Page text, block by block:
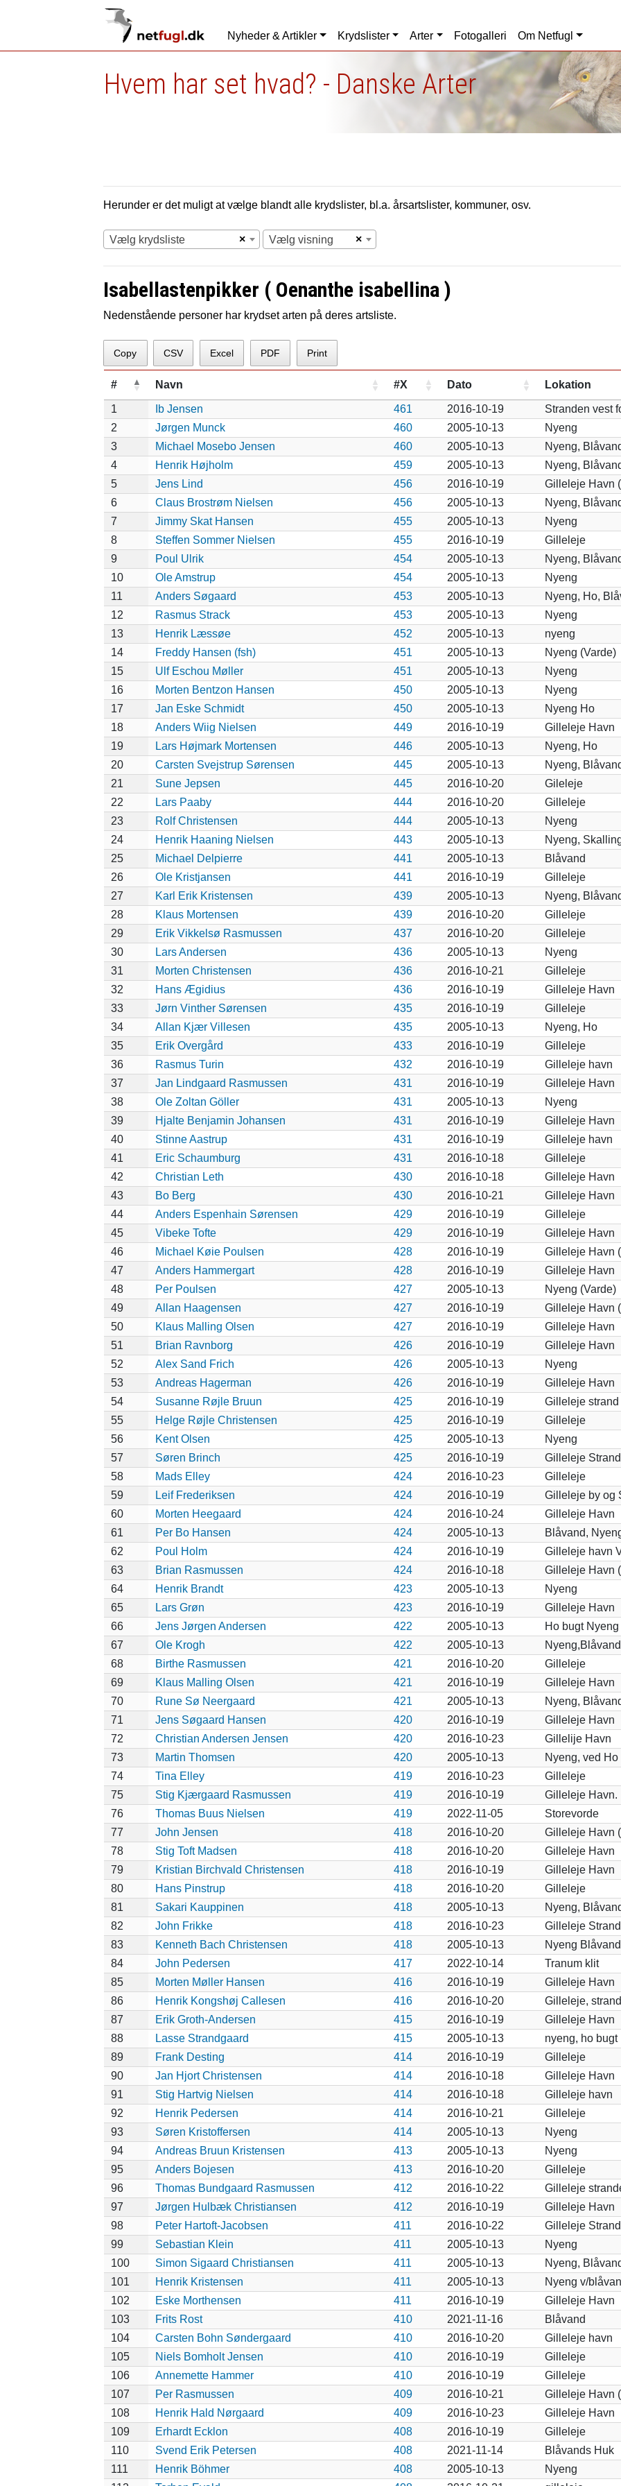
Nyheder & Artikler Krydslister Arter Fotogalleri Om Netfugl
Hvem har set hvad? - Danske Arter
Herunder er det muligt at vælge blandt alle krydslister, bl.a. årsartslister, kommuner, osv.
×
Vælg krydsliste ×
Vælg visning
Isabellastenpikker ( Oenanthe isabellina )
Nedenstående personer har krydset arten på deres artsliste.
Copy CSV Excel PDF Print
# Navn #X Dato Lokation
1 Ib Jensen 461 2016-10-19
Stranden vest
2
Jørgen Munck 460 2005-10-13
Nyeng
3
Michael Mosebo Jensen 460 2005-10-13
Nyeng,
4
Henrik Højholm 459 2005-10-13
Nyeng,
5
Jens Lind 456 2016-10-19
Gilleleje Havn
6
Claus Brostrøm Nielsen 456 2005-10-13
Nyeng,
7
Jimmy Skat Hansen 455 2005-10-13
Nyeng
8
Steffen Sommer Nielsen 455 2016-10-19
Gilleleje
9
Poul Ulrik 454 2005-10-13
Nyeng,
10
Ole Amstrup 454 2005-10-13
Nyeng
11
Anders Søgaard 453 2005-10-13
Nyeng, Ho,
12
Rasmus Strack 453 2005-10-13
Nyeng
13
Henrik Læssøe 452 2005-10-13
nyeng
14
Freddy Hansen (fsh) 451 2005-10-13
Nyeng (Varde)
15
Ulf Eschou Møller 451 2005-10-13
Nyeng
16
Morten Bentzon Hansen 450 2005-10-13
Nyeng
17
Jan Eske Schmidt 450 2005-10-13
Nyeng Ho
18
Anders Wiig Nielsen 449 2016-10-19
Gilleleje Havn
19
Lars Højmark Mortensen 446 2005-10-13
Nyeng, Ho
20
Carsten Svejstrup Sørensen 445 2005-10-13
Nyeng,
21
Sune Jepsen 445 2016-10-20
Gileleje
22
Lars Paaby 444 2016-10-20
Gilleleje
23
Rolf Christensen 444 2005-10-13
Nyeng
24
Henrik Haaning Nielsen 443 2005-10-13
Nyeng,
25
Michael Delpierre 441 2005-10-13
Blåvand
26
Ole Kristjansen 441 2016-10-19
Gilleleje
27
Karl Erik Kristensen 439 2005-10-13
Nyeng,
28
Klaus Mortensen 439 2016-10-20
Gilleleje
29
Erik Vikkelsø Rasmussen 437 2016-10-20
Gilleleje
30
Lars Andersen 436 2005-10-13
Nyeng
31
Morten Christensen 436 2016-10-21
Gilleleje
32
Hans Ægidius 436 2016-10-19
Gilleleje Havn
33
Jørn Vinther Sørensen 435 2016-10-19
Gilleleje
34
Allan Kjær Villesen 435 2005-10-13
Nyeng, Ho
35
Erik Overgård 433 2016-10-19
Gilleleje
36
Rasmus Turin 432 2016-10-19
Gilleleje havn
37
Jan Lindgaard Rasmussen 431 2016-10-19
Gilleleje Havn
38
Ole Zoltan Göller 431 2005-10-13
Nyeng
39
Hjalte Benjamin Johansen 431 2016-10-19
Gilleleje Havn
40
Stinne Aastrup 431 2016-10-19
Gilleleje havn
41
Eric Schaumburg 431 2016-10-18
Gilleleje
42
Christian Leth 430 2016-10-18
Gilleleje Havn
43
Bo Berg 430 2016-10-21
Gilleleje Havn
44
Anders Espenhain Sørensen 429 2016-10-19
Gilleleje
45
Vibeke Tofte 429 2016-10-19
Gilleleje Havn
46
Michael Køie Poulsen 428 2016-10-19
Gilleleje Havn
47
Anders Hammergart 428 2016-10-19
Gilleleje Havn
48
Per Poulsen 427 2005-10-13
Nyeng (Varde)
49
Allan Haagensen 427 2016-10-19
Gilleleje Havn
50
Klaus Malling Olsen 427 2016-10-19
Gilleleje Havn
51
Brian Ravnborg 426 2016-10-19
Gilleleje Havn
52
Alex Sand Frich 426 2005-10-13
Nyeng
53
Andreas Hagerman 426 2016-10-19
Gilleleje Havn
54
Susanne Røjle Bruun 425 2016-10-19
Gilleleje strand
55
Helge Røjle Christensen 425 2016-10-19
Gilleleje
56
Kent Olsen 425 2005-10-13
Nyeng
57
Søren Brinch 425 2016-10-19
Gilleleje Strand
58
Mads Elley 424 2016-10-23
Gilleleje
59
Leif Frederiksen 424 2016-10-19
Gilleleje by og
60
Morten Heegaard 424 2016-10-24
Gilleleje Havn
61
Per Bo Hansen 424 2005-10-13
Blåvand,
62
Poul Holm 424 2016-10-19
Gilleleje havn
63
Brian Rasmussen 424 2016-10-18
Gilleleje Havn
64
Henrik Brandt 423 2005-10-13
Nyeng
65
Lars Grøn 423 2016-10-19
Gilleleje Havn
66
Jens Jørgen Andersen 422 2005-10-13
Ho bugt Nyeng
67
Ole Krogh 422 2005-10-13
Nyeng,Blåvand
68
Birthe Rasmussen 421 2016-10-20
Gilleleje
69
Klaus Malling Olsen 421 2016-10-19
Gilleleje Havn
70
Rune Sø Neergaard 421 2005-10-13
Nyeng,
71
Jens Søgaard Hansen 420 2016-10-19
Gilleleje Havn
72
Christian Andersen Jensen 420 2016-10-23
Gillelije Havn
73
Martin Thomsen 420 2005-10-13
Nyeng, ved Ho
74
Tina Elley 419 2016-10-23
Gilleleje
75
Stig Kjærgaard Rasmussen 419 2016-10-19
Gilleleje Havn.
76
Thomas Buus Nielsen 419 2022-11-05
Storevorde
77
John Jensen 418 2016-10-20
Gilleleje Havn
78
Stig Toft Madsen 418 2016-10-20
Gilleleje Havn
79
Kristian Birchvald Christensen 418 2016-10-19
Gilleleje Havn
80
Hans Pinstrup 418 2016-10-20
Gilleleje
81
Sakari Kauppinen 418 2005-10-13
Nyeng,
82
John Frikke 418 2016-10-23
Gilleleje
83
Kenneth Bach Christensen 418 2005-10-13
Nyeng Blåvand
84
John Pedersen 417 2022-10-14
Tranum klit
85
Morten Møller Hansen 416 2016-10-19
Gilleleje Havn
86
Henrik Kongshøj Callesen 416 2016-10-20
Gilleleje, strand
87
Erik Groth-Andersen 415 2016-10-19
Gilleleje Havn
88
Lasse Strandgaard 415 2005-10-13
nyeng, ho bugt
89
Frank Desting 414 2016-10-19
Gilleleje
90
Jan Hjort Christensen 414 2016-10-18
Gilleleje Havn
91
Stig Hartvig Nielsen 414 2016-10-18
Gilleleje havn
92
Henrik Pedersen 414 2016-10-21
Gilleleje
93
Søren Kristoffersen 414 2005-10-13
Nyeng
94
Andreas Bruun Kristensen 413 2005-10-13
Nyeng
95
Anders Bojesen 413 2016-10-20
Gilleleje
96
Thomas Bundgaard Rasmussen 412 2016-10-22
Gilleleje
97
Jørgen Hulbæk Christiansen 412 2016-10-19
Gilleleje Havn
98
Peter Hartoft-Jacobsen 411 2016-10-22
Gilleleje Strand
99
Sebastian Klein 411 2005-10-13
Nyeng
100
Simon Sigaard Christiansen 411 2005-10-13
Nyeng,
101
Henrik Kristensen 411 2005-10-13
Nyeng v/
102
Eske Morthensen 411 2016-10-19
Gilleleje Havn
103
Frits Rost 410 2021-11-16
Blåvand
104
Carsten Bohn Søndergaard 410 2016-10-20
Gilleleje havn
105
Niels Bomholt Jensen 410 2016-10-19
Gilleleje
106
Annemette Hammer 410 2016-10-19
Gilleleje
107
Per Rasmussen 409 2016-10-21
Gilleleje Havn
108
Henrik Hald Nørgaard 409 2016-10-23
Gilleleje Havn
109
Erhardt Ecklon 408 2016-10-19
Gilleleje
110
Svend Erik Petersen 408 2021-11-14
Blåvands Huk
111
Henrik Böhmer 408 2005-10-13
Nyeng